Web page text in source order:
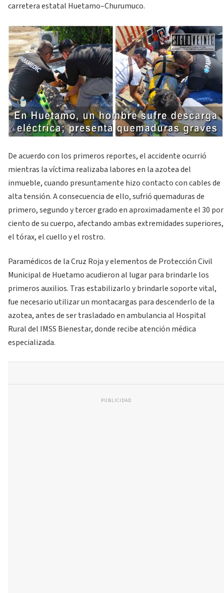
carretera estatal Huetamo–Churumuco.
De acuerdo con los primeros reportes, el accidente ocurrió
mientras la víctima realizaba labores en la azotea del
inmueble, cuando presuntamente hizo contacto con cables de
alta tensión. A consecuencia de ello, sufrió quemaduras de
primero, segundo y tercer grado en aproximadamente el 30 por
ciento de su cuerpo, afectando ambas extremidades superiores,
el tórax, el cuello y el rostro.
Paramédicos de la Cruz Roja y elementos de Protección Civil
Municipal de Huetamo acudieron al lugar para brindarle los
primeros auxilios. Tras estabilizarlo y brindarle soporte vital,
fue necesario utilizar un montacargas para descenderlo de la
azotea, antes de ser trasladado en ambulancia al Hospital
Rural del IMSS Bienestar, donde recibe atención médica
especializada.
PUBLICIDAD